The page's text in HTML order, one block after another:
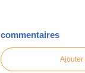
commentaires
Ajouter